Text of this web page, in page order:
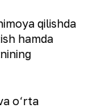
qilishda
hamda
o‘rta